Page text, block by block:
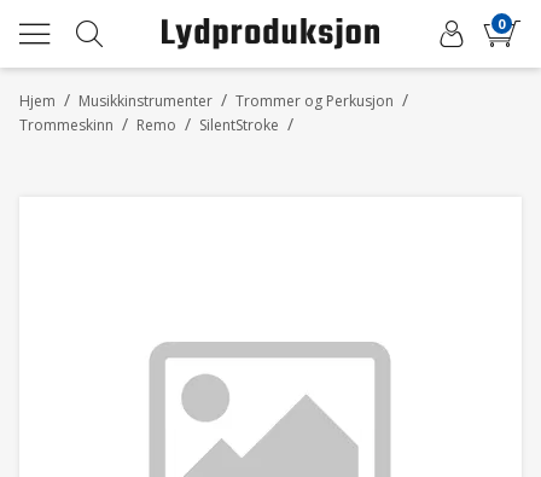
0
/
Hjem /
Musikkinstrumenter /
Trommer og Perkusjon
/
Trommeskinn /
Remo /
SilentStroke